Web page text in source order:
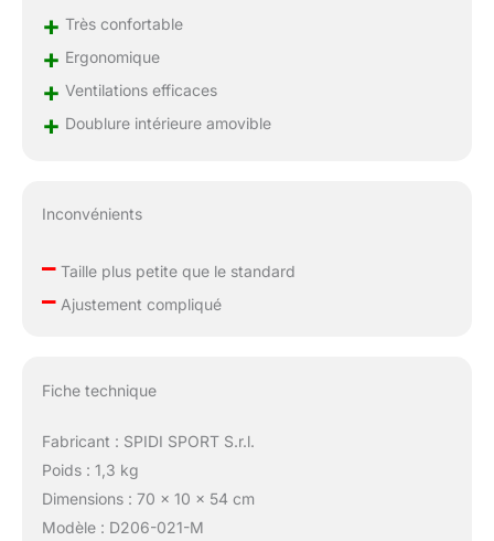
+ Très confortable
+ Ergonomique
+ Ventilations efficaces
+ Doublure intérieure amovible
Inconvénients
–Taille plus petite que le standard
–Ajustement compliqué
Fiche technique
Fabricant : SPIDI SPORT S.r.l.
Poids : 1,3 kg
Dimensions : 70 x 10 x 54 cm
Modèle : D206-021-M